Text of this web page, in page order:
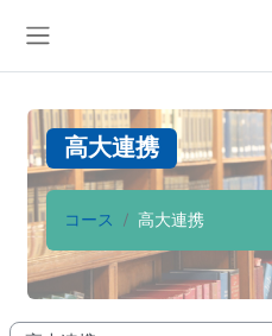
高大連携
コース 高大連携